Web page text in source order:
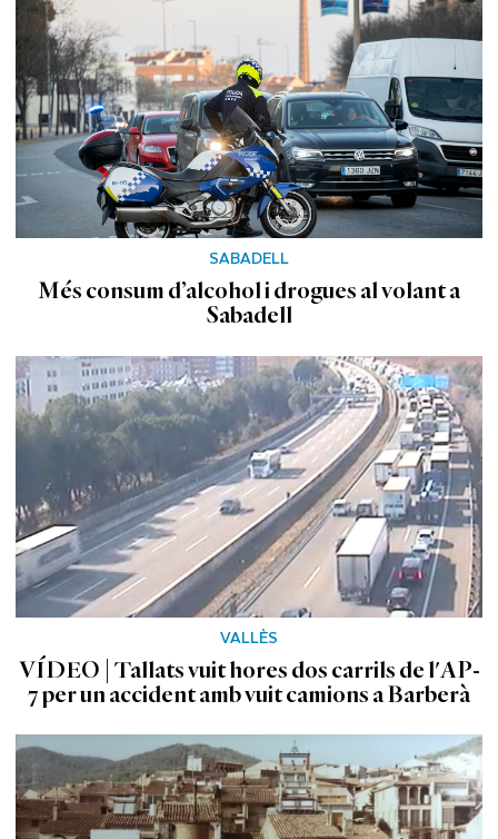
SABADELL
Més consum d’alcohol i drogues al volant a
Sabadell
VALLÈS
VÍDEO | Tallats vuit hores dos carrils de l'AP-
7 per un accident amb vuit camions a Barberà